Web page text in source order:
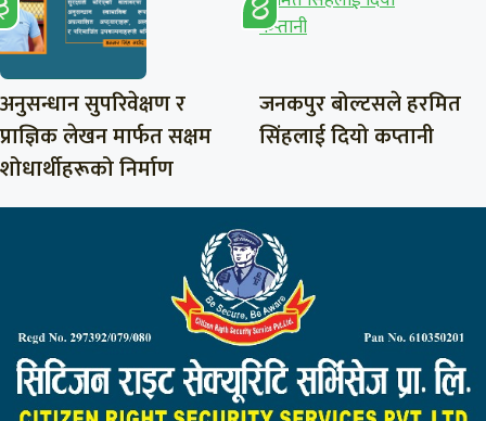
अनुसन्धान सुपरिवेक्षण र
प्राज्ञिक लेखन मार्फत सक्षम
शोधार्थीहरूको निर्माण
जनकपुर बोल्टसले हरमित
सिंहलाई दियो कप्तानी